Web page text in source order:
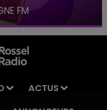
FM
ACTUS